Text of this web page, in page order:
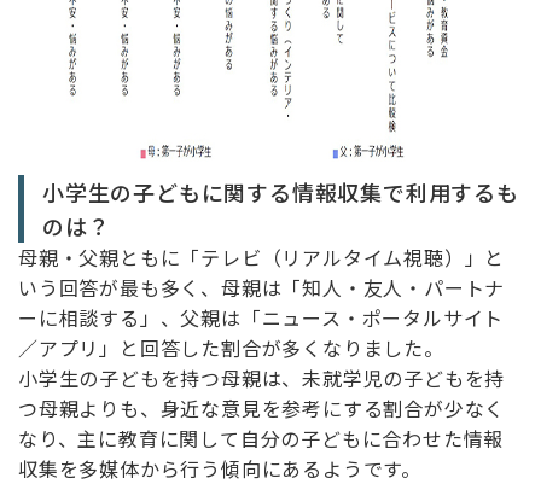
小学生の子どもに関する情報収集で利用するも
のは？
母親・父親ともに「テレビ（リアルタイム視聴）」と
いう回答が最も多く、母親は「知人・友人・パートナ
ーに相談する」、父親は「ニュース・ポータルサイト
／アプリ」と回答した割合が多くなりました。
小学生の子どもを持つ母親は、未就学児の子どもを持
つ母親よりも、身近な意見を参考にする割合が少なく
なり、主に教育に関して自分の子どもに合わせた情報
収集を多媒体から行う傾向にあるようです。